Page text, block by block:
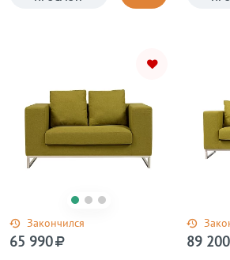
Закончился
65 990 89 200